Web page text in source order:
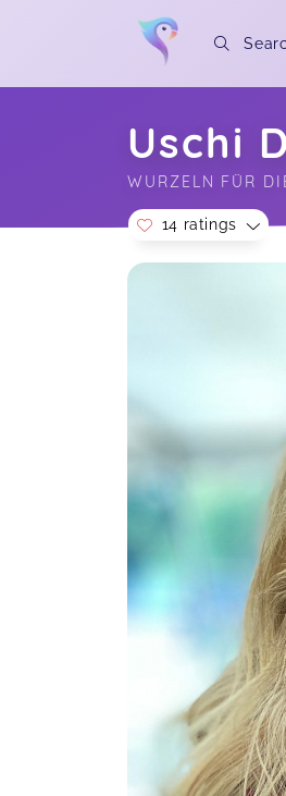
Uschi
WURZELN FÜR
Soon you will
14 ratings
Sehr
vielen
Die
dir erzählt
und
Sie ein
Erklärung
Beispiel als
dass ich
wollte
Instagram
Live Webinar
intensive
Staffl
Live Webinar
Vielen